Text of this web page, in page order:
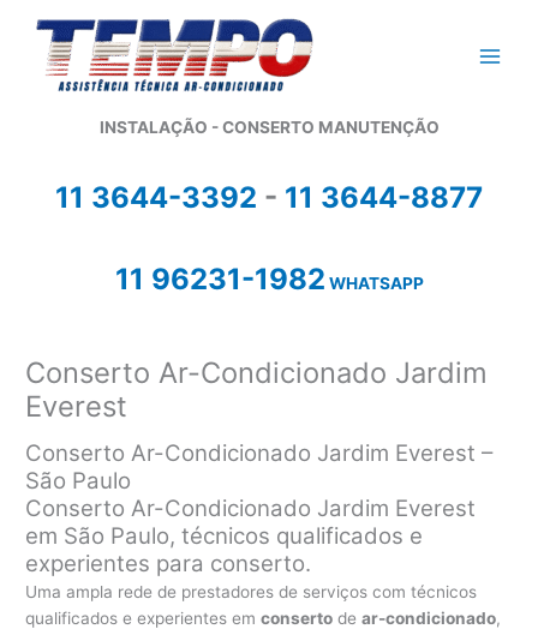
conteúdo
INSTALAÇÃO - CONSERTO MANUTENÇÃO
11 3644-3392 - 11 3644-8877
11 96231-1982 WHATSAPP
Conserto Ar-Condicionado Jardim
Everest
Conserto Ar-Condicionado Jardim Everest –
São Paulo
Conserto Ar-Condicionado Jardim Everest
em São Paulo, técnicos qualificados e
experientes para conserto.
Uma ampla rede de prestadores de serviços com técnicos
qualificados e experientes emconserto dear-condicionado,